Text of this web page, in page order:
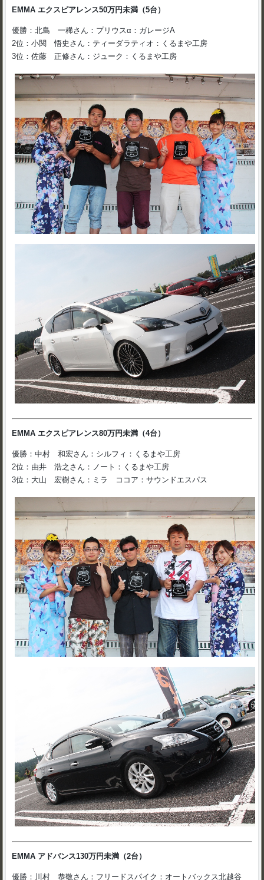
EMMA エクスピアレンス50万円未満（5台）
優勝：北島 一稀さん：プリウスα：ガレージA
2位：小関 悟史さん：ティーダラティオ：くるまや工房
3位：佐藤 正修さん：ジューク：くるまや工房
EMMA エクスピアレンス80万円未満（4台）
優勝：中村 和宏さん：シルフィ：くるまや工房
2位：由井 浩之さん：ノート：くるまや工房
3位：大山 宏樹さん：ミラ ココア：サウンドエスパス
EMMA アドバンス130万円未満（2台）
優勝：川村 恭敬さん：フリードスパイク：オートバックス北越谷